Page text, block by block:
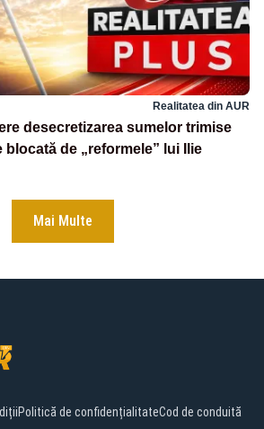
Realitatea din AUR
desecretizarea sumelor trimise
blocată de „reformele” lui Ilie
Mai Multe
Politică de confidențialitateCod de conduită